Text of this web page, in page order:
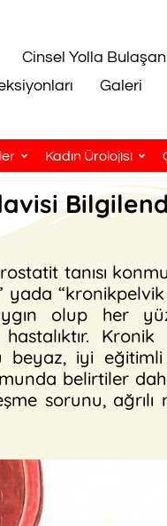
Cinsel Yolla
Galeri
Kadın Ürolojisi
tanısı
olup her
iyi eğitimli
belirtiler
sorunu,